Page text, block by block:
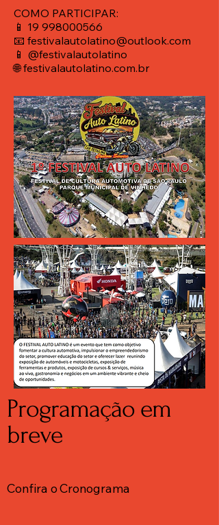
COMO PARTICIPAR:
📱 19 998000566
📧 festivalautolatino@outlook.com
📱 @festivalautolatino
🌐 festivalautolatino.com.br
Programação em
breve
Confira o Cronograma